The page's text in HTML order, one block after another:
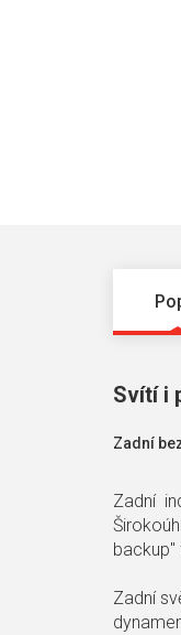
Svítí i
Zadní
Zadní
Zadní